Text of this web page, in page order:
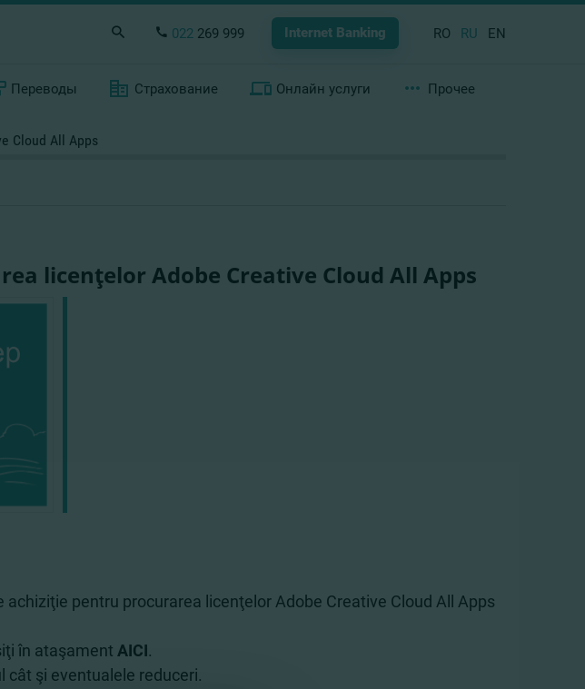
022 269 999 Internet Banking RO RU EN
Переводы Страхование Онлайн услуги Прочее
Cloud All Apps
licenţelor Adobe Creative Cloud All Apps
pentru procurarea licenţelor Adobe Creative Cloud All Apps
în ataşament AICI.
cât şi eventualele reduceri.